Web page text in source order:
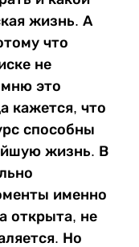
жизнь. А
что
не
это
кажется, что
способны
жизнь. В
именно
открыта, не
Но